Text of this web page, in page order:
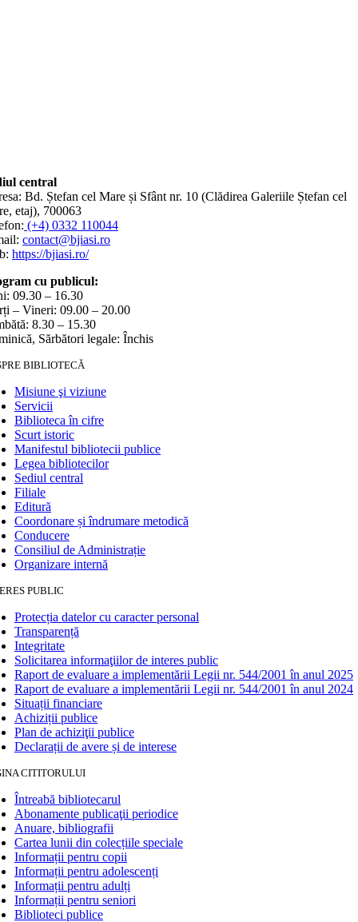
central
Bd. Ștefan cel Mare și Sfânt nr. 10 (Clădirea Galeriile Ștefan cel
etaj), 700063
(+4) 0332 110044
contact@bjiasi.ro
https://bjiasi.ro/
cu publicul:
09.30 – 16.30
– Vineri: 09.00 – 20.00
8.30 – 15.30
Sărbători legale: Închis
BIBLIOTECĂ
Misiune şi viziune
Servicii
Biblioteca în cifre
Scurt istoric
Manifestul bibliotecii publice
Legea bibliotecilor
Sediul central
Filiale
Editură
Coordonare și îndrumare metodică
Conducere
Consiliul de Administrație
Organizare internă
PUBLIC
Protecția datelor cu caracter personal
Transparență
Integritate
Solicitarea informaţiilor de interes public
Raport de evaluare a implementării Legii nr. 544/2001 în anul 2025
Raport de evaluare a implementării Legii nr. 544/2001 în anul 2024
Situații financiare
Achiziții publice
Plan de achiziţii publice
Declarații de avere și de interese
CITITORULUI
Întreabă bibliotecarul
Abonamente publicaţii periodice
Anuare, bibliografii
Cartea lunii din colecțiile speciale
Informații pentru copii
Informații pentru adolescenți
Informații pentru adulți
Informații pentru seniori
Biblioteci publice